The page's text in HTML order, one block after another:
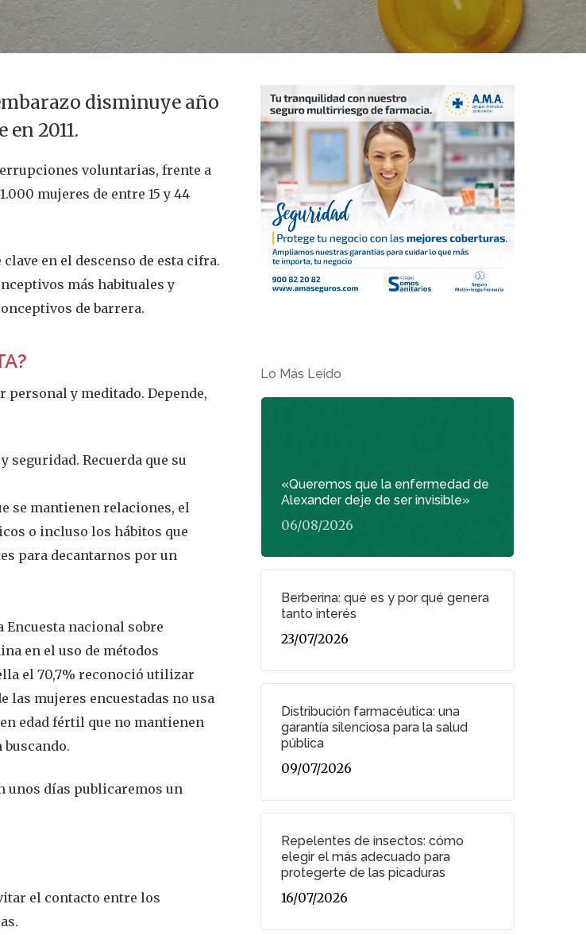
disminuye año
2011.
voluntarias, frente a
mujeres de entre 15 y 44
en el descenso de esta cifra.
más habitualesy
de barrera.
personal y meditado. Depende,
seguridad. Recuerda que su
se mantienen relaciones, el
o incluso los hábitos que
para decantarnos por un
Encuesta nacional sobre
en el uso de métodos
el 70,7% reconoció utilizar
las mujeres encuestadas no usa
edad fértil que no mantienen
buscando.
unos días publicaremos un
el contacto entre los
Lo Más Leído
«Queremos que la enfermedad de
Alexander deje de ser invisible»
06/08/2026
Berberina: qué es y por qué genera
tanto interés
23/07/2026
Distribución farmacéutica: una
garantía silenciosa para la salud
pública
09/07/2026
Repelentes de insectos: cómo
elegir el más adecuado para
protegerte de las picaduras
16/07/2026